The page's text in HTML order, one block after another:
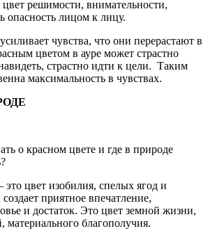
решимости, внимательности,
опасность лицом к лицу.
чувства, что они перерастают в
цветом в ауре может страстно
страстно идти к цели. Таким
максимальность в чувствах.
о красном цвете и где в природе
цвет изобилия, спелых ягод и
приятное впечатление,
и достаток. Это цвет земной жизни,
материального благополучия.